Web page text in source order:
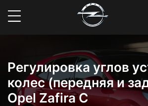
Регулировка углов
колес (передняя и
Opel Zafira C